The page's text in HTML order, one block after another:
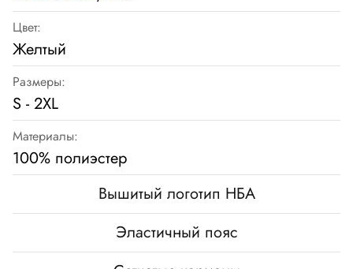
Цвет:
Желтый
Размеры:
S - 2XL
Материалы:
100% полиэстер
Вышитый логотип НБА
Эластичный пояс